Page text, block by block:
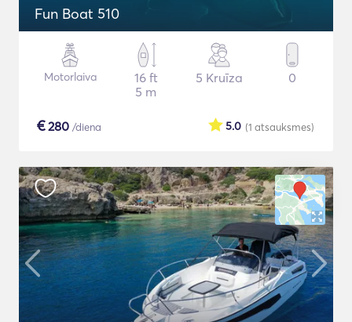
Fun Boat 510
Motorlaiva
16 ft
5 m
5 Kruīza 0
€280 /diena (1 atsauksmes)
5.0